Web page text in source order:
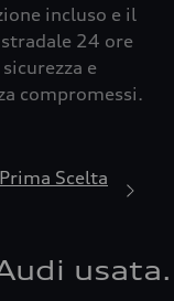
incluso e il
24 ore
e
compromessi.
Scelta
usata.